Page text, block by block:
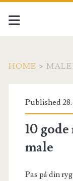
HOME >
Tag:
Published
10
male
Pas på din